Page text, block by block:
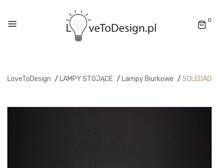
0
LoveToDesign / LAMPY STOJĄCE / Lampy Biurkowe / SOLEDAD